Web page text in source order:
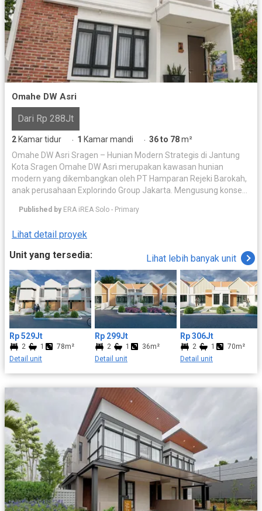
Omahe DW Asri
Dari Rp 288Jt
2 Kamar tidur · 1 Kamar mandi · 36 to 78m²
Omahe DW Asri Sragen – Hunian Modern Strategis di Jantung
Kota Sragen Omahe DW Asri merupakan kawasan hunian
modern yang dikembangkan oleh PT Hamparan Rejeki Barokah,
anak perusahaan Explorindo Group Jakarta. Mengusung konsep
DW Asri hadir sebagai pilihan ideal bagi keluarga maupun
berkembang Kabupaten Sragen. Berlokasi di Talangrejo, Kroyo,
Karangmalang, Kabupaten Sragen, Jawa Tengah, Omahe DW
Asri dibangun di kawasan Sunrise Property Sragen, area yang
menjadi salah satu prioritas pengembangan Pemerintah
Kabupaten Sragen. Dengan luas kawasan sekitar 11.350 m²,
perumahan ini menawarkan lingkungan hijau yang nyaman
dengan desain rumah modern yang menyatu dengan alam.
Konsep Hunian Modern yang Nyaman - Mengusung konsep
hunian modern, harmonis, dan ramah lingkungan - Tata ruang
hijau yang memberikan suasana sejuk dan nyaman -
Dikembangkan di kawasan Sunrise Property Sragen yang terus
modern dan lingkungan asri - Tersedia berbagai pilihan desain
rumah modern sesuai kebutuhan keluarga Keunggulan Omahe
DW Asri - Berlokasi strategis di jantung Kota Sragen -
Dikembangkan oleh PT Hamparan Rejeki Barokah (Explorindo
Group Jakarta) - Kawasan hunian seluas 11.350 m² - Dekat
dengan pusat pemerintahan, pendidikan, kesehatan, dan
transportasi - Cocok sebagai hunian maupun investasi properti
jangka panjang - Harga kompetitif dengan pilihan skema
pembiayaan yang terjangkau Fasilitas Omahe DW Asri - Cluster
Gate dengan sistem keamanan - Keamanan 24 Jam - CCTV 24
Jam - Masjid Jami Asy Syukur - Taman Bermain Anak (Children
Playground) - Sarana Olahraga - Jogging Track - Balai
Published by ERA iREA Solo - Primary
Lihat detail proyek
Unit yang tersedia:
Lihat lebih banyak unit
Rp 529Jt
2 1
78m²
Detail unit
Rp 299Jt
2 1
36m²
Detail unit
Rp 306Jt
2 1
70m²
Detail unit